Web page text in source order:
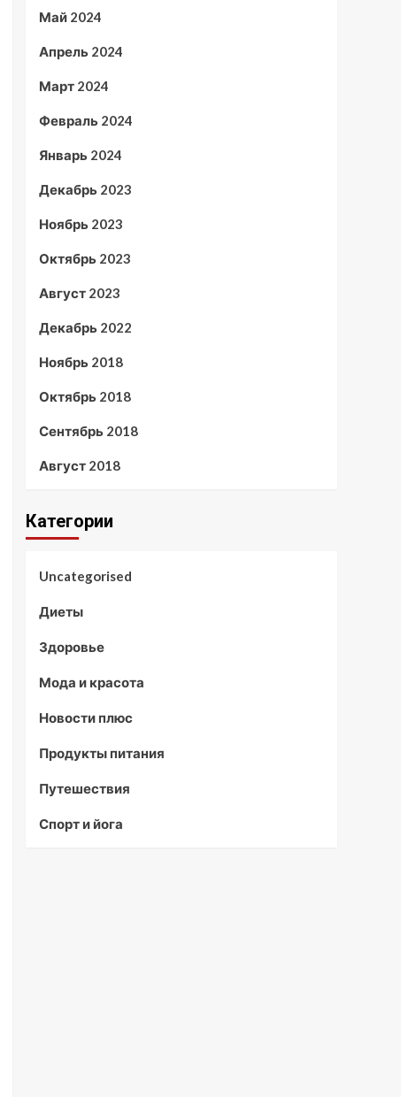
Май 2024
Апрель 2024
Март 2024
Февраль 2024
Январь 2024
Декабрь 2023
Ноябрь 2023
Октябрь 2023
Август 2023
Декабрь 2022
Ноябрь 2018
Октябрь 2018
Сентябрь 2018
Август 2018
Категории
Uncategorised
Диеты
Здоровье
Мода и красота
Новости плюс
Продукты питания
Путешествия
Спорт и йога